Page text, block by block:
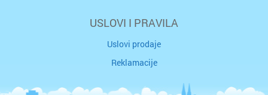
USLOVI I PRAVILA
Uslovi prodaje
Reklamacije